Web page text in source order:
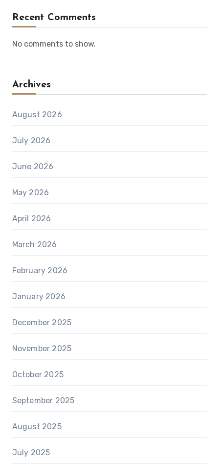
Recent Comments
No comments to show.
Archives
August 2026
July 2026
June 2026
May 2026
April 2026
March 2026
February 2026
January 2026
December 2025
November 2025
October 2025
September 2025
August 2025
July 2025